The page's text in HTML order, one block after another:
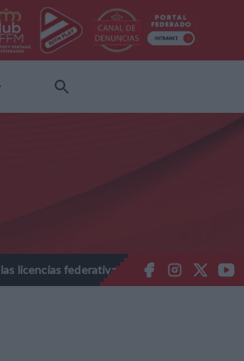
- Temporada 2026-2027 //